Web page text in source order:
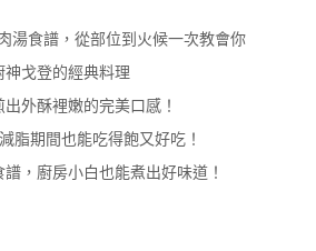
湯食譜，從部位到火候一次教會你
戈登的經典料理
出外酥裡嫩的完美口感！
脂期間也能吃得飽又好吃！
譜，廚房小白也能煮出好味道！